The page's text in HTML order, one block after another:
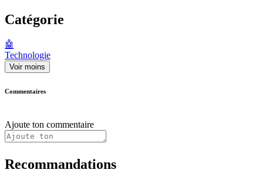
Catégorie
🤖
Technologie
Voir moins
Commentaires
Ajoute ton commentaire
Recommandations